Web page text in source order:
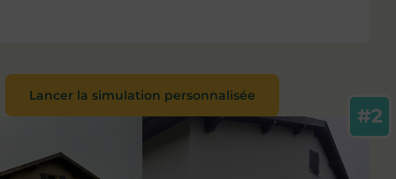
Lancer la simulation personnalisée
#2